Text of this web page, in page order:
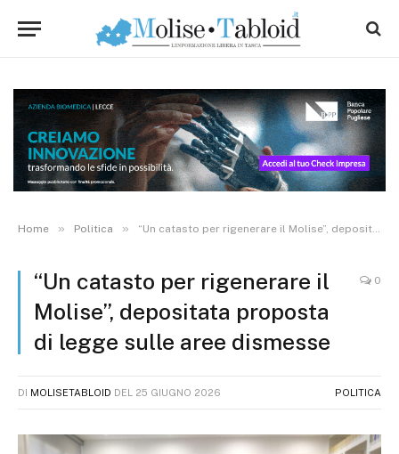
Home » Politica » “Un catasto per rigenerare il Molise”, depositata proposta di legge sulle aree dismesse
“Un catasto per rigenerare il
Molise”, depositata proposta
di legge sulle aree dismesse
0
DI MOLISETABLOID DEL 25 GIUGNO 2026 POLITICA